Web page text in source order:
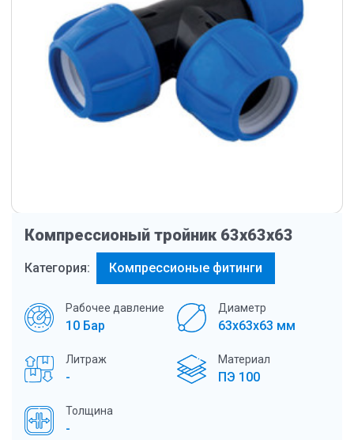
Компрессионый тройник 63х63х63
Категория: Компрессионые фитинги
Рабочее давление
10 Бар
Диаметр
63х63х63 мм
Литраж
-
Материал
ПЭ 100
Толщина
-